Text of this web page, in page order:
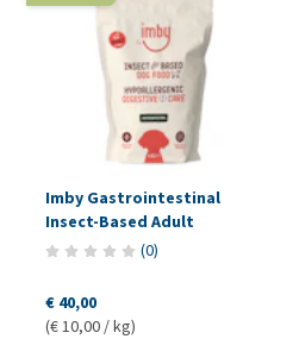
Imby Gastrointestinal
Insect-Based Adult
(0)
€ 40,00
(€ 10,00 / kg)